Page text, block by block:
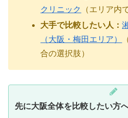
クリニック
（エリア内
大手で比較したい人：
（大阪・梅田エリア）
合の選択肢）
先に大阪全体を比較したい方